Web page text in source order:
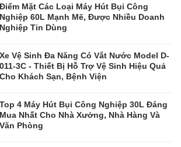
Điểm Mặt Các Loại Máy Hút Bụi Công
Nghiệp 60L Mạnh Mẽ, Được Nhiều Doanh
Nghiệp Tin Dùng
Xe Vệ Sinh Đa Năng Có Vắt Nước Model D-
011-3C - Thiết Bị Hỗ Trợ Vệ Sinh Hiệu Quả
Cho Khách Sạn, Bệnh Viện
Top 4 Máy Hút Bụi Công Nghiệp 30L Đáng
Mua Nhất Cho Nhà Xưởng, Nhà Hàng Và
Văn Phòng